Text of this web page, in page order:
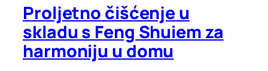
Proljetno čišćenje u
skladu s Feng Shuiem za
harmoniju u domu